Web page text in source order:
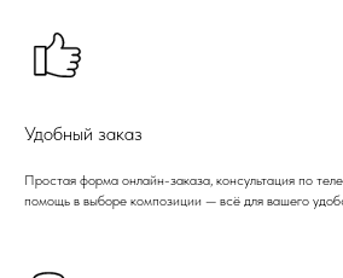
Удобный заказ
Простая форма онлайн-заказа, консультация по
помощь в выборе композиции — всё для вашего